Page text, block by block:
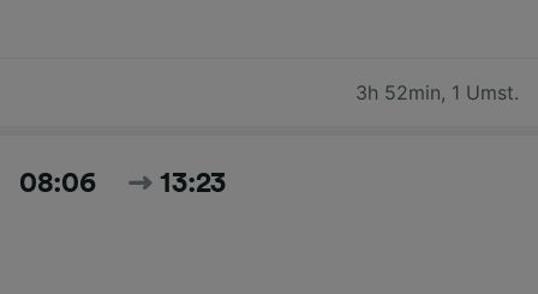
3h 52min, 1 Umst.
08:06 13:23